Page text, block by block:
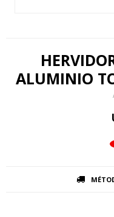
ALUMINIO